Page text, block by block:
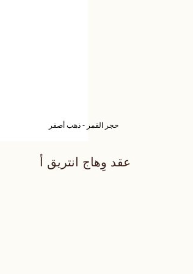
حجر القمر - ذهب أصفر
عقد وِهاج انتريق أ